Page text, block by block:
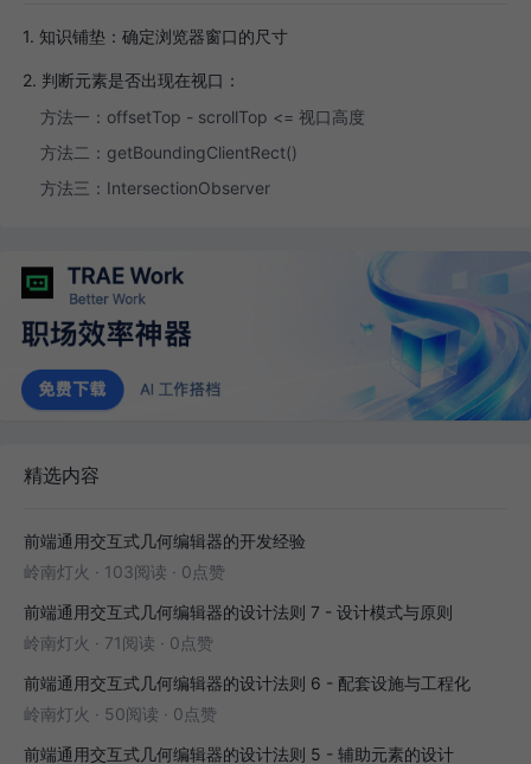
1. 知识铺垫：确定浏览器窗口的尺寸
2. 判断元素是否出现在视口：
方法一：offsetTop - scrollTop <= 视口高度
方法二：getBoundingClientRect()
方法三：IntersectionObserver
精选内容
前端通用交互式几何编辑器的开发经验
岭南灯火 · 103阅读 · 0点赞
前端通用交互式几何编辑器的设计法则 7 - 设计模式与原则
岭南灯火 · 71阅读 · 0点赞
前端通用交互式几何编辑器的设计法则 6 - 配套设施与工程化
岭南灯火 · 50阅读 · 0点赞
前端通用交互式几何编辑器的设计法则 5 - 辅助元素的设计